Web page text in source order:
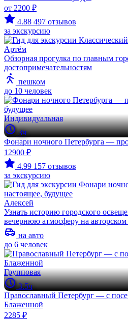
от 2200 ₽
4.88 497 отзывов
за экскурсию
Артём
Обзорная прогулка по главным
достопримечательностям
пешком
до 10 человек
Индивидуальная
3ч
Фонари ночного Петербурга —
12900 ₽
4.99 157 отзывов
за экскурсию
Алексей
Узнать историю городского
вечернюю атмосферу на авторском
на авто
до 6 человек
Групповая
3.5ч
Православный Петербург — с
Блаженной
2285 ₽